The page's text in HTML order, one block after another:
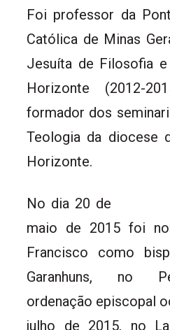
Foi professor da
Católica de Minas
Jesuíta de Filosofia
Horizonte (2012-
formador dos
Teologia da diocese
Horizonte.
No dia 20 de
maio de 2015 foi
Francisco como
Garanhuns, no
ordenação episcopal
julho de 2015, no